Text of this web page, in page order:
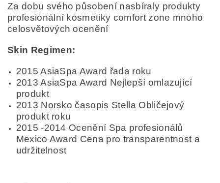
Za dobu svého působení nasbíraly produkty
profesionální kosmetiky comfort zone mnoho
celosvětových ocenění
Skin Regimen:
2015 AsiaSpa Award řada roku
2013 AsiaSpa Award Nejlepší omlazující
produkt
2013 Norsko časopis Stella Obličejový
produkt roku
2015 -2014 Ocenění Spa profesionálů
Mexico Award Cena pro transparentnost a
udržitelnost